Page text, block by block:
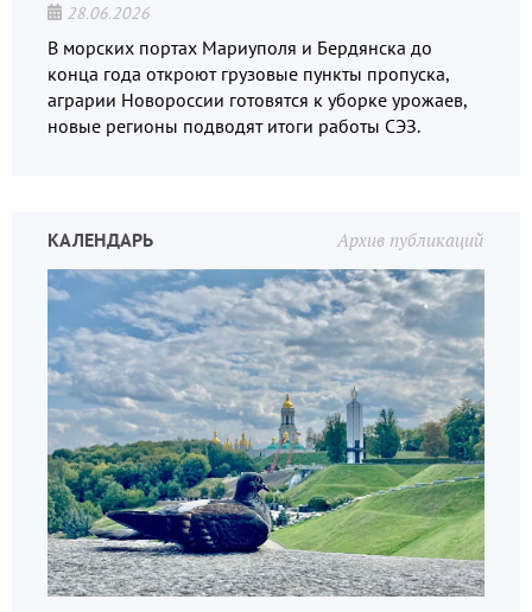
28.06.2026
В морских портах Мариуполя и Бердянска до
конца года откроют грузовые пункты пропуска,
аграрии Новороссии готовятся к уборке урожаев,
новые регионы подводят итоги работы СЭЗ.
Архив публикаций
КАЛЕНДАРЬ